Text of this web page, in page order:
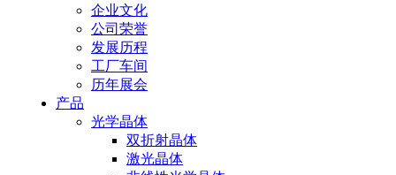
企业文化
公司荣誉
发展历程
工厂车间
历年展会
产品
光学晶体
双折射晶体
激光晶体